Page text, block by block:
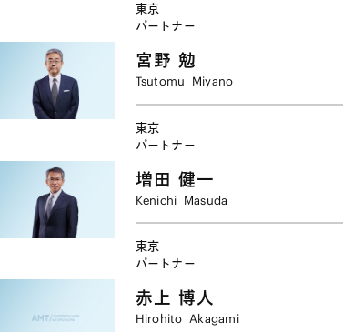
東京
パートナー
宮野 勉
Tsutomu Miyano
東京
パートナー
増田 健一
Kenichi Masuda
東京
パートナー
赤上 博人
Hirohito Akagami